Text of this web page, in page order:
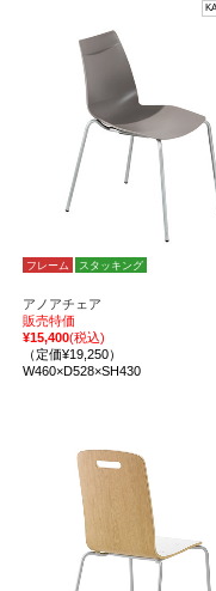
フレーム スタッキング
アノアチェア
販売特価
¥15,400(税込)
（定価¥19,250）
W460×D528×SH430